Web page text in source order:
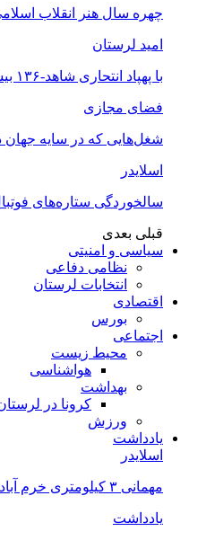
چهره سال هنر انقلاب
امید لرستان
با پهپاد انتحاری شاهد-۱۳۶ بیشتر آشنا شوید
فضای مجازی
شغل‌‌هایی که در سایه جهان
اسلایدر
سالخوردگی ستاره‌های
قبلی بعدی
سیاسی و امنیتی
نظامی دفاعی
انتخابات لرستان
اقتصادی
بورس
اجتماعی
محیط زیست
هواشناسی
بهداشت
کرونا در
ورزش
یادداشت
اسلایدر
مهمانی ۳ کیلومتری خرم آباد؛ کاری بزرگ با چند نقد کوچک
یادداشت